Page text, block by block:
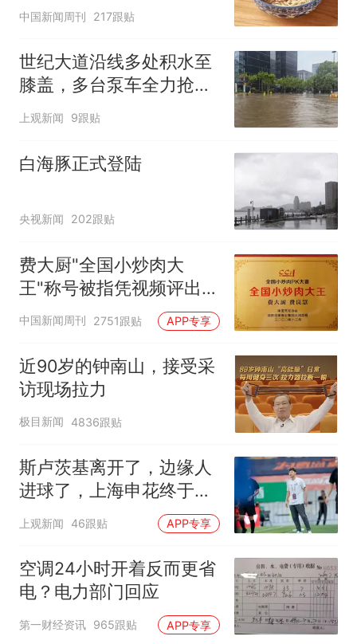
中国新闻周刊 217跟贴
世纪大道沿线多处积水至
膝盖，多台泵车全力抢
排，建议市民尽量避免附
上观新闻 9跟贴
白海豚正式登陆
央视新闻 202跟贴
费大厨"全国小炒肉大
王"称号被指凭视频评出
官方回应
中国新闻周刊 2751跟贴 APP专享
近90岁的钟南山，接受采
访现场拉力
极目新闻 4836跟贴
斯卢茨基离开了，边缘人
进球了，上海申花终于止
住中超三连败颓势
上观新闻 46跟贴 APP专享
空调24小时开着反而更省
电？电力部门回应
第一财经资讯 965跟贴 APP专享